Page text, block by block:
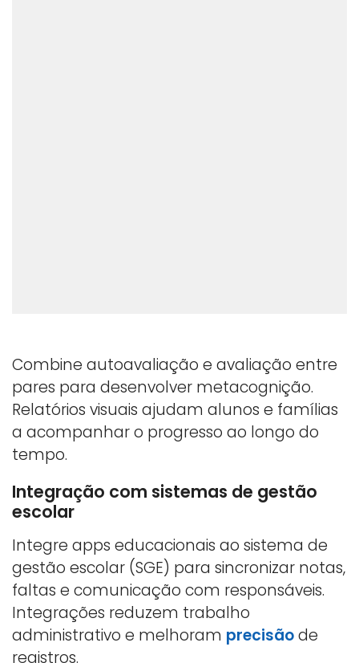
Combine autoavaliação e avaliação entre
pares para desenvolver metacognição.
Relatórios visuais ajudam alunos e famílias
a acompanhar o progresso ao longo do
tempo.
Integração com sistemas de gestão
escolar
Integre apps educacionais ao sistema de
gestão escolar (SGE) para sincronizar notas,
faltas e comunicação com responsáveis.
Integrações reduzem trabalho
administrativo e melhoram precisãode
registros.